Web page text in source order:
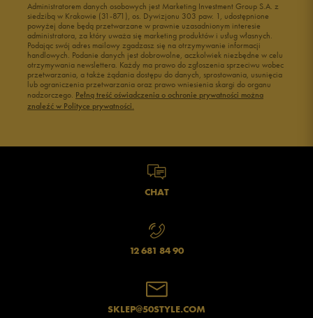
Administratorem danych osobowych jest Marketing Investment Group S.A. z
siedzibą w Krakowie (31-871), os. Dywizjonu 303 paw. 1, udostępnione
powyżej dane będą przetwarzane w prawnie uzasadnionym interesie
administratora, za który uważa się marketing produktów i usług własnych.
Podając swój adres mailowy zgadzasz się na otrzymywanie informacji
handlowych. Podanie danych jest dobrowolne, aczkolwiek niezbędne w celu
otrzymywania newslettera. Każdy ma prawo do zgłoszenia sprzeciwu wobec
przetwarzania, a także żądania dostępu do danych, sprostowania, usunięcia
lub ograniczenia przetwarzania oraz prawo wniesienia skargi do organu
nadzorczego. Pełną treść oświadczenia o ochronie prywatności można
znaleźć w Polityce prywatności.
CHAT
12 681 84 90
SKLEP@50STYLE.COM